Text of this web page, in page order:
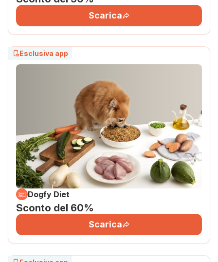
Scarica
Esclusiva app
Dogfy Diet
Sconto del 60%
Scarica